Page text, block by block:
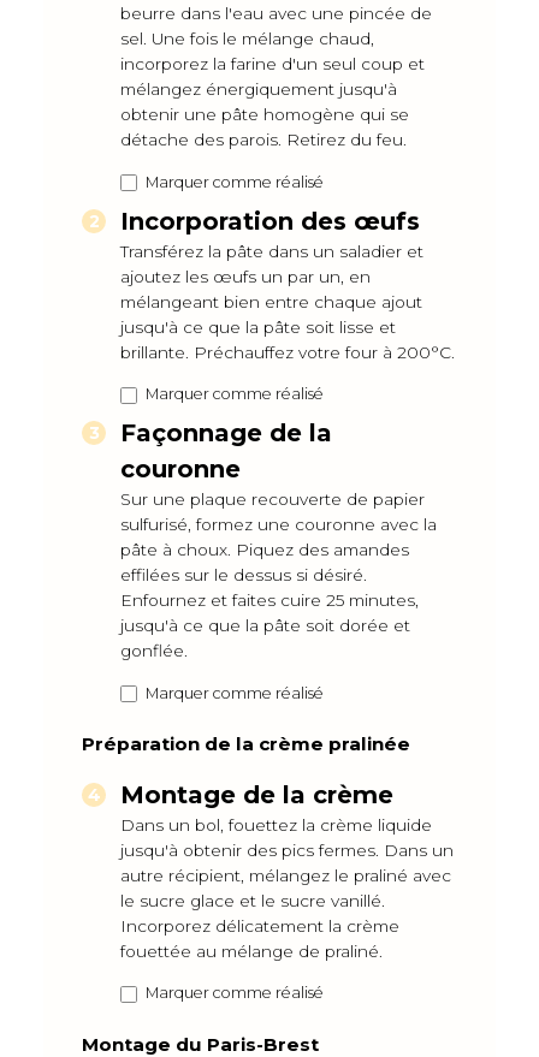
beurre dans l'eau avec une pincée de
sel. Une fois le mélange chaud,
incorporez la farine d'un seul coup et
mélangez énergiquement jusqu'à
obtenir une pâte homogène qui se
détache des parois. Retirez du feu.
Marquer comme réalisé
Incorporation des œufs
Transférez la pâte dans un saladier et
ajoutez les œufs un par un, en
mélangeant bien entre chaque ajout
jusqu'à ce que la pâte soit lisse et
brillante. Préchauffez votre four à 200°C.
Marquer comme réalisé
Façonnage de la
couronne
Sur une plaque recouverte de papier
sulfurisé, formez une couronne avec la
pâte à choux. Piquez des amandes
effilées sur le dessus si désiré.
Enfournez et faites cuire 25 minutes,
jusqu'à ce que la pâte soit dorée et
gonflée.
Marquer comme réalisé
Préparation de la crème pralinée
Montage de la crème
Dans un bol, fouettez la crème liquide
jusqu'à obtenir des pics fermes. Dans un
autre récipient, mélangez le praliné avec
le sucre glace et le sucre vanillé.
Incorporez délicatement la crème
fouettée au mélange de praliné.
Marquer comme réalisé
Montage du Paris-Brest